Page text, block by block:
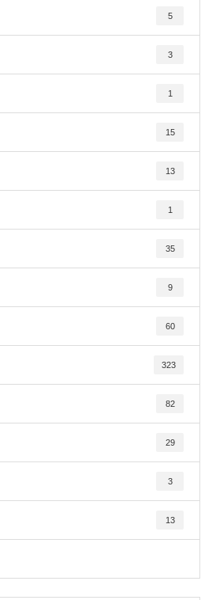
5
3
1
15
13
1
35
9
60
323
82
29
3
13